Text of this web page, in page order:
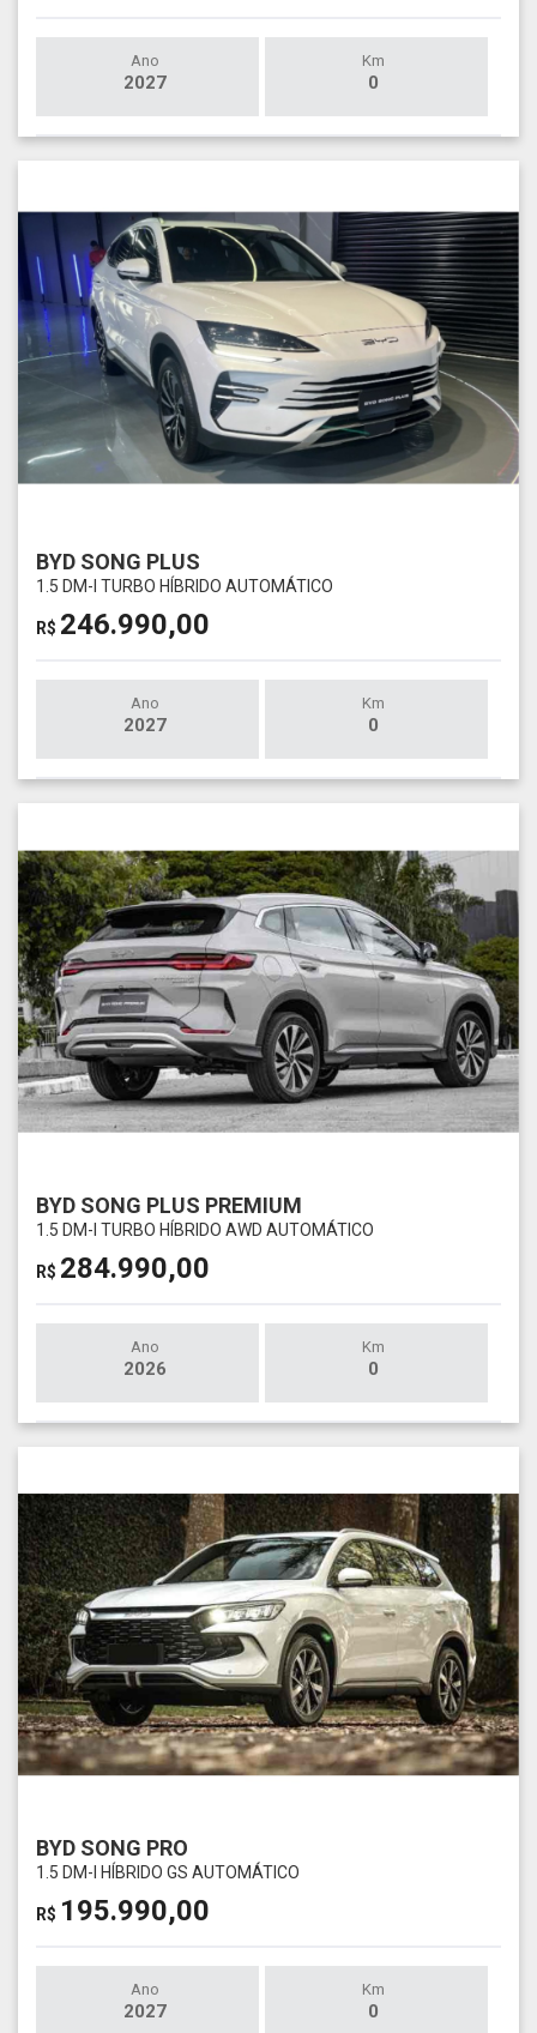
Ano
2027
Km
0
BYD SONG PLUS
1.5 DM-I TURBO HÍBRIDO AUTOMÁTICO
R$ 246.990,00
Ano
2027
Km
0
BYD SONG PLUS PREMIUM
1.5 DM-I TURBO HÍBRIDO AWD AUTOMÁTICO
R$ 284.990,00
Ano
2026
Km
0
BYD SONG PRO
1.5 DM-I HÍBRIDO GS AUTOMÁTICO
R$ 195.990,00
Ano
2027
Km
0